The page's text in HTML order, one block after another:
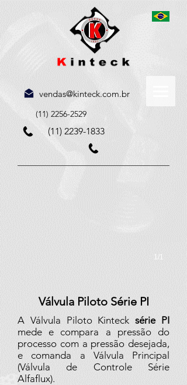
vendas@kinteck.com.br
(11) 2256-2529
(11) 2239-1833
Válvula Piloto Série PI
1/1
Válvula Piloto Série PI
A Válvula Piloto Kintecksérie PI
mede e compara a pressão do
processo com a pressão desejada,
e comanda a Válvula Principal
(Válvula de Controle Série
Alfaflux).